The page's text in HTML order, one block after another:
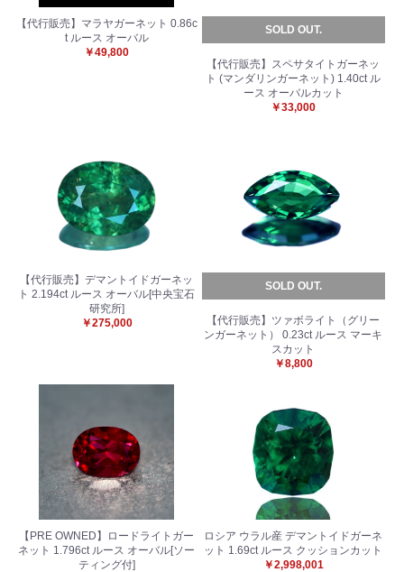
【代行販売】マラヤガーネット 0.86c
t ルース オーバル
￥49,800
SOLD OUT.
【代行販売】スペサタイトガーネッ
ト (マンダリンガーネット) 1.40ct ル
ース オーバルカット
￥33,000
【代行販売】デマントイドガーネッ
ト 2.194ct ルース オーバル[中央宝石
研究所]
￥275,000
SOLD OUT.
【代行販売】ツァボライト（グリー
ンガーネット） 0.23ct ルース マーキ
スカット
￥8,800
【PRE OWNED】ロードライトガー
ネット 1.796ct ルース オーバル[ソー
ティング付]
ロシア ウラル産 デマントイドガーネ
ット 1.69ct ルース クッションカット
￥2,998,001